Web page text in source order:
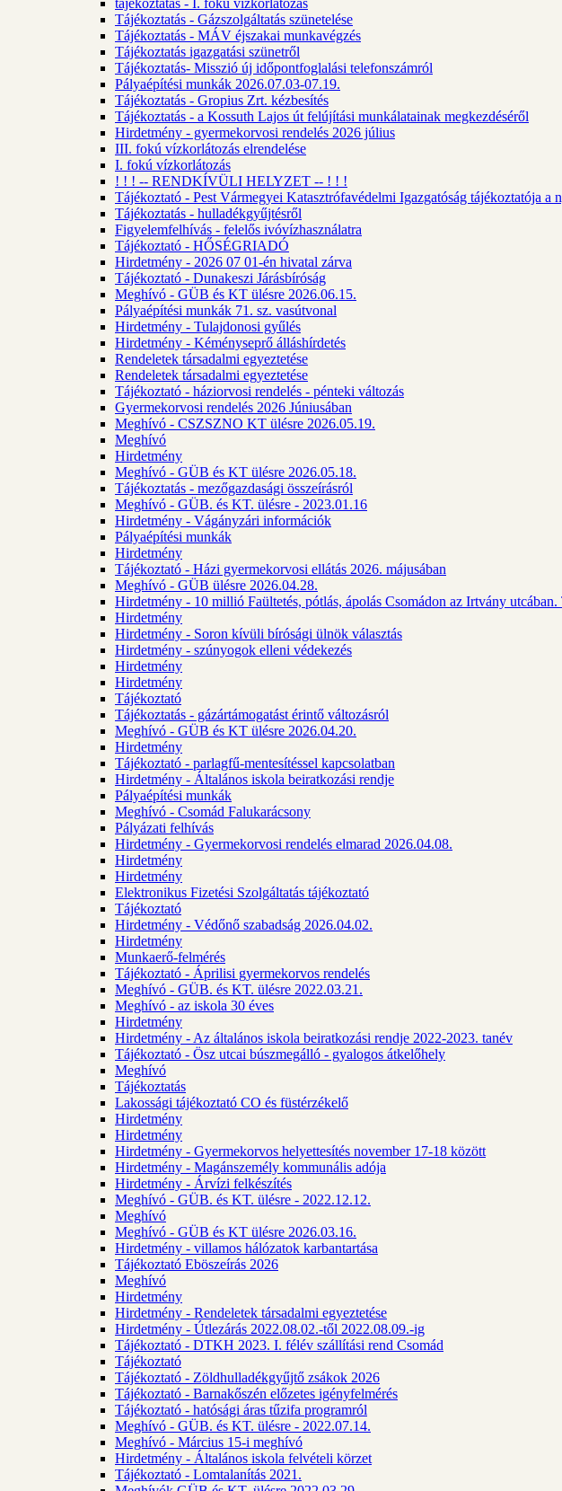
tájékoztatás - I. fokú vízkorlátozás
Tájékoztatás - Gázszolgáltatás szünetelése
Tájékoztatás - MÁV éjszakai munkavégzés
Tájékoztatás igazgatási szünetről
Tájékoztatás- Misszió új időpontfoglalási telefonszámról
Pályaépítési munkák 2026.07.03-07.19.
Tájékoztatás - Gropius Zrt. kézbesítés
Tájékoztatás - a Kossuth Lajos út felújítási munkálatainak megkezdéséről
Hirdetmény - gyermekorvosi rendelés 2026 július
III. fokú vízkorlátozás elrendelése
I. fokú vízkorlátozás
! ! ! -- RENDKÍVÜLI HELYZET -- ! ! !
Tájékoztató - Pest Vármegyei Katasztrófavédelmi Igazgatóság tájékoztatója a
Tájékoztatás - hulladékgyűjtésről
Figyelemfelhívás - felelős ivóvízhasználatra
Tájékoztató - HŐSÉGRIADÓ
Hirdetmény - 2026 07 01-én hivatal zárva
Tájékoztató - Dunakeszi Járásbíróság
Meghívó - GÜB és KT ülésre 2026.06.15.
Pályaépítési munkák 71. sz. vasútvonal
Hirdetmény - Tulajdonosi gyűlés
Hirdetmény - Kéményseprő álláshírdetés
Rendeletek társadalmi egyeztetése
Rendeletek társadalmi egyeztetése
Tájékoztató - háziorvosi rendelés - pénteki változás
Gyermekorvosi rendelés 2026 Júniusában
Meghívó - CSZSZNO KT ülésre 2026.05.19.
Meghívó
Hirdetmény
Meghívó - GÜB és KT ülésre 2026.05.18.
Tájékoztatás - mezőgazdasági összeírásról
Meghívó - GÜB. és KT. ülésre - 2023.01.16
Hirdetmény - Vágányzári információk
Pályaépítési munkák
Hirdetmény
Tájékoztató - Házi gyermekorvosi ellátás 2026. májusában
Meghívó - GÜB ülésre 2026.04.28.
Hirdetmény - 10 millió Faültetés, pótlás, ápolás Csomádon az Irtvány
Hirdetmény
Hirdetmény - Soron kívüli bírósági ülnök választás
Hirdetmény - szúnyogok elleni védekezés
Hirdetmény
Hirdetmény
Tájékoztató
Tájékoztatás - gázártámogatást érintő változásról
Meghívó - GÜB és KT ülésre 2026.04.20.
Hirdetmény
Tájékoztató - parlagfű-mentesítéssel kapcsolatban
Hirdetmény - Általános iskola beiratkozási rendje
Pályaépítési munkák
Meghívó - Csomád Falukarácsony
Pályázati felhívás
Hirdetmény - Gyermekorvosi rendelés elmarad 2026.04.08.
Hirdetmény
Hirdetmény
Elektronikus Fizetési Szolgáltatás tájékoztató
Tájékoztató
Hirdetmény - Védőnő szabadság 2026.04.02.
Hirdetmény
Munkaerő-felmérés
Tájékoztató - Áprilisi gyermekorvos rendelés
Meghívó - GÜB. és KT. ülésre 2022.03.21.
Meghívó - az iskola 30 éves
Hirdetmény
Hirdetmény - Az általános iskola beiratkozási rendje 2022-2023. tanév
Tájékoztató - Ösz utcai búszmegálló - gyalogos átkelőhely
Meghívó
Tájékoztatás
Lakossági tájékoztató CO és füstérzékelő
Hirdetmény
Hirdetmény
Hirdetmény - Gyermekorvos helyettesítés november 17-18 között
Hirdetmény - Magánszemély kommunális adója
Hirdetmény - Árvízi felkészítés
Meghívó - GÜB. és KT. ülésre - 2022.12.12.
Meghívó
Meghívó - GÜB és KT ülésre 2026.03.16.
Hirdetmény - villamos hálózatok karbantartása
Tájékoztató Eböszeírás 2026
Meghívó
Hirdetmény
Hirdetmény - Rendeletek társadalmi egyeztetése
Hirdetmény - Útlezárás 2022.08.02.-től 2022.08.09.-ig
Tájékoztató - DTKH 2023. I. félév szállítási rend Csomád
Tájékoztató
Tájékoztató - Zöldhulladékgyűjtő zsákok 2026
Tájékoztató - Barnakőszén előzetes igényfelmérés
Tájékoztató - hatósági áras tűzifa programról
Meghívó - GÜB. és KT. ülésre - 2022.07.14.
Meghívó - Március 15-i meghívó
Hirdetmény - Általános iskola felvételi körzet
Tájékoztató - Lomtalanítás 2021.